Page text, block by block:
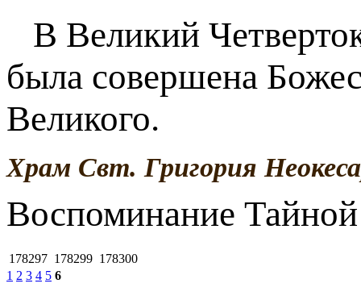
В Великий
была совершена
Великого.
Храм Свт. Григория
Воспоминание
178297 178299 178300
1 2 3 4 5 6